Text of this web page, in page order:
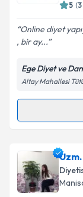
5 (3
Online diyet
, bir ay...
Ege Diyet ve
Altay Mahallesi
Dyt.
talebi
için bir